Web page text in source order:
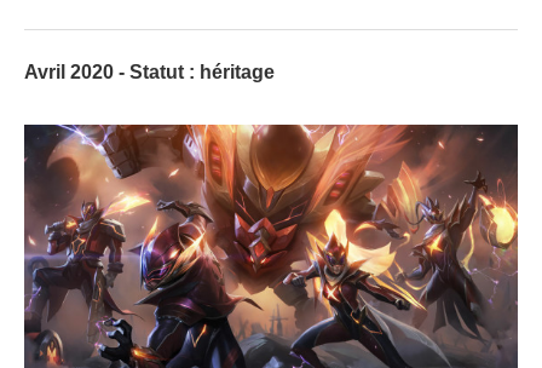
Avril 2020 - Statut : héritage